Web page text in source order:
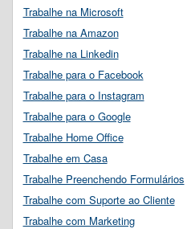
Trabalhe na Microsoft
Trabalhe na Amazon
Trabalhe na Linkedin
Trabalhe para o Facebook
Trabalhe para o Instagram
Trabalhe para o Google
Trabalhe Home Office
Trabalhe em Casa
Trabalhe Preenchendo Formulários
Trabalhe com Suporte ao Cliente
Trabalhe com Marketing